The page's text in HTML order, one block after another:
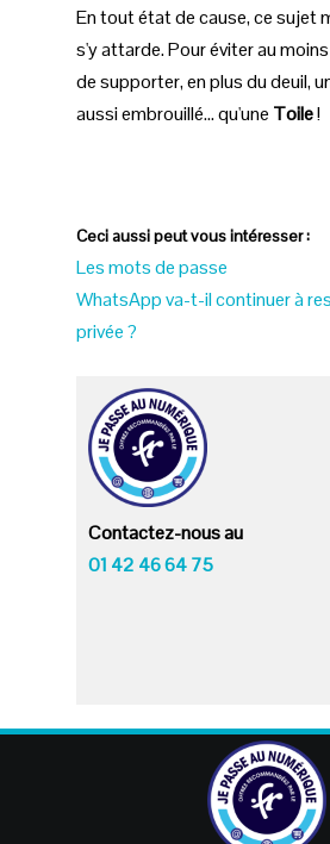
En tout état de cause, ce sujet
s'y attarde. Pour éviter au
de supporter, en plus du deuil,
aussi embrouillé... qu'une Toile!
Ceci aussi peut vous intéresser :
Les mots de passe
WhatsApp va-t-il continuer à
privée ?
Contactez-nous au
01 42 46 64 75